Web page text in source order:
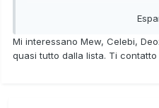
non ho proof per molti di
giochi da qui in avanti se ti
sapere in PM.
Mi interessano Mew, Celebi,
quasi tutto dalla lista. Ti contatto